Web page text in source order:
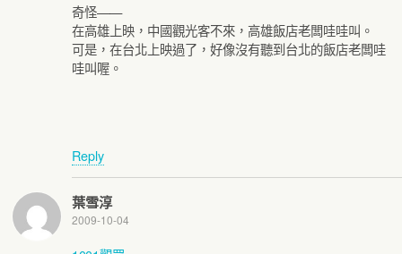
奇怪——
在高雄上映，中國觀光客不來，高雄飯店老闆哇哇叫。
可是，在台北上映過了，好像沒有聽到台北的飯店老闆哇
哇叫喔。
Reply
葉雪淳
2009-10-04